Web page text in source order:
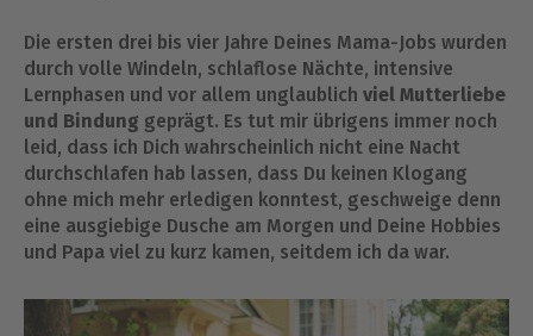
Die ersten drei bis vier Jahre Deines Mama-Jobs wurden
durch volle Windeln, schlaflose Nächte, intensive
Lernphasen und vor allem unglaublich viel Mutterliebe
und Bindung geprägt. Es tut mir übrigens immer noch
leid, dass ich Dich wahrscheinlich nicht eine Nacht
durchschlafen hab lassen, dass Du keinen Klogang
ohne mich mehr erledigen konntest, geschweige denn
eine ausgiebige Dusche am Morgen und Deine Hobbies
und Papa viel zu kurz kamen, seitdem ich da war.